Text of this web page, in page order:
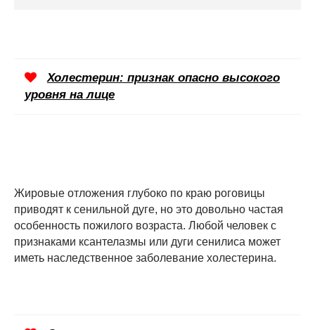
Холестерин: признак опасно высокого
уровня на лице
Жировые отложения глубоко по краю роговицы
приводят к сенильной дуге, но это довольно частая
особенность пожилого возраста. Любой человек с
признаками ксантелазмы или дуги сенилиса может
иметь наследственное заболевание холестерина.